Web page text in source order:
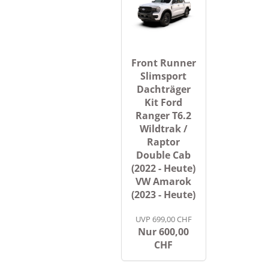
Front Runner
Slimsport
Dachträger
Kit Ford
Ranger T6.2
Wildtrak /
Raptor
Double Cab
(2022 - Heute)
VW Amarok
(2023 - Heute)
UVP 699,00 CHF
Nur 600,00
CHF